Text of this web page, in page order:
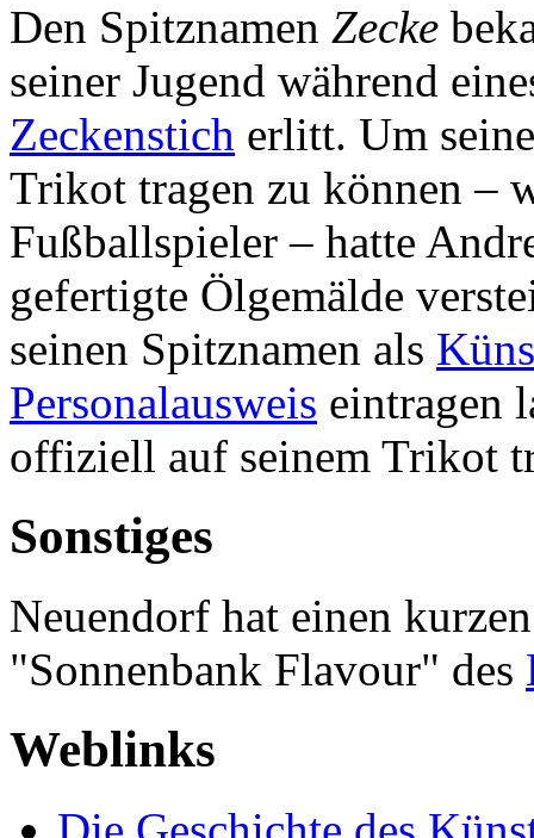
Den Spitznamen Zecke
seiner Jugend während
Zeckenstich erlitt. Um
Trikot tragen zu können –
Fußballspieler – hatte
gefertigte Ölgemälde
seinen Spitznamen als
Personalausweis eintragen
offiziell auf seinem Trikot
Sonstiges
Neuendorf hat einen
"Sonnenbank Flavour" des
Weblinks